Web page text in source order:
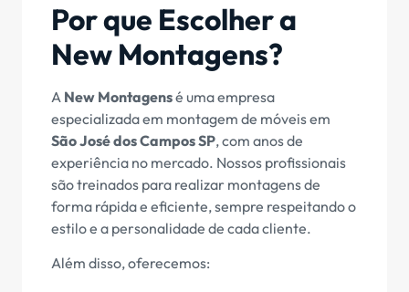
Por que Escolher a
New Montagens?
A New Montagensé uma empresa
especializada em montagem de móveis em
São José dos Campos SP, com anos de
experiência no mercado. Nossos profissionais
são treinados para realizar montagens de
forma rápida e eficiente, sempre respeitando o
estilo e a personalidade de cada cliente.
Além disso, oferecemos: